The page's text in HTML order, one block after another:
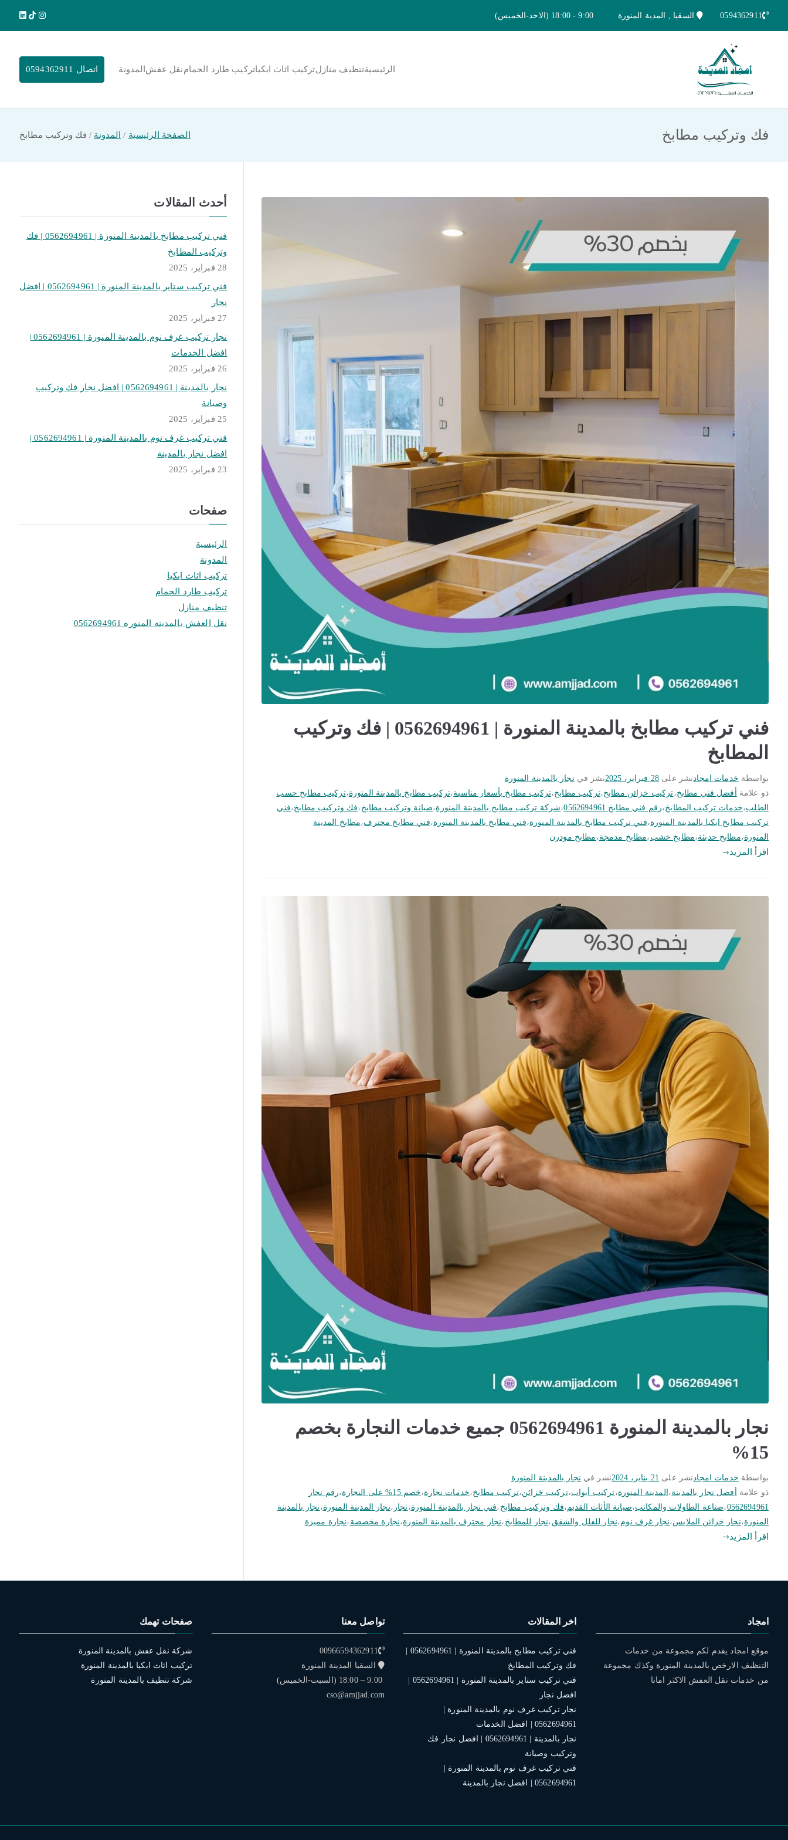
0594362911 السقيا , المدية المنورة
الرئيسيةتنظيف منازلتركيب اثاث ايكياتركيب طارد الحمامنقل عفش المدونة اتصال 0594362911
فك وتركيب مطابخ الصفحة الرئيسية المدونة فك وتركيب مطابخ
فني تركيب مطابخ بالمدينة المنورة | 0562694961 | فك وتركيب
المطابخ
بواسطة خدمات امجادنشر على 28 فبراير، 2025 نشر في نجار بالمدينة المنورة
ذو علامة
أفضل فني مطابخ،تركيب خزائن مطابخ،تركيب مطابخ،تركيب مطابخ بأسعار مناسبة،تركيب مطابخ بالمدينة المنورة،تركيب مطابخ حسب
الطلب،خدمات تركيب المطابخ،رقم فني مطابخ 0562694961 ،شركة تركيب مطابخ بالمدينة المنورة،صيانة وتركيب مطابخ ،فك وتركيب مطابخ،فني
تركيب مطابخ ايكيا بالمدينة المنورة،فني تركيب مطابخ بالمدينة المنورة،فني مطابخ بالمدينة المنورة،فني مطابخ محترف،مطابخ المدينة
المنورة،مطابخ حديثة،مطابخ خشب ،مطابخ مدمجة، مطابخ مودرن
اقرأ المزيد
نجار بالمدينة المنورة 0562694961 جميع خدمات النجارة بخصم
15%
بواسطة خدمات امجادنشر على 21 يناير، 2024 نشر في نجار بالمدينة المنورة
ذو علامة
أفضل نجار بالمدينة، المدينة المنورة،تركيب أبواب،تركيب خزائن،تركيب مطابخ،خدمات نجارة،خصم 15% على النجارة ،رقم نجار
0562694961،صناعة الطاولات والمكاتب،صيانة الأثاث القديم،فك وتركيب مطابخ ،فني نجار بالمدينة المنورة، نجار ،نجار المدينة المنورة، نجار بالمدينة
المنورة،نجار خزائن الملابس،نجار غرف نوم،نجار للفلل والشقق،نجار للمطابخ ،نجار محترف بالمدينة المنورة،نجارة مخصصة ،نجارة مميزة
اقرأ المزيد
أحدث المقالات
فني تركيب مطابخ بالمدينة المنورة | 0562694961 | فك
وتركيب المطابخ
28 فبراير، 2025
فني تركيب ستاير بالمدينة المنورة | 0562694961 | افضل
نجار
27 فبراير، 2025
نجار تركيب غرف نوم بالمدينة المنورة | 0562694961 |
افضل الخدمات
26 فبراير، 2025
نجار بالمدينة | 0562694961 | افضل نجار فك وتركيب
وصيانة
25 فبراير، 2025
فني تركيب غرف نوم بالمدينة المنورة | 0562694961 |
افضل نجار بالمدينة
23 فبراير، 2025
صفحات
الرئيسية
المدونة
تركيب اثاث ايكيا
تركيب طارد الحمام
تنظيف منازل
نقل العفش بالمدينه المنوره 0562694961
امجاد
موقع امجاد يقدم لكم مجموعة من خدمات
التنظيف الارخص بالمدينة المنورة وكذك مجموعة
من خدمات نقل العفش الاكثر امانا
اخر المقالات
فك وتركيب المطابخ
افضل نجار
نجار تركيب غرف نوم بالمدينة المنورة |
0562694961 | افضل الخدمات
نجار بالمدينة | 0562694961 | افضل نجار فك
وتركيب وصيانة
فني تركيب غرف نوم بالمدينة المنورة |
0562694961 | افضل نجار بالمدينة
تواصل معنا
00966594362911
السقيا المدينة المنورة
9:00 – 18:00 (السبت-الخميس)
cso@amjjad.com
صفحات تهمك
شركة نقل عفش بالمدينة المنورة
تركيب اثاث ايكيا بالمدينة المنورة
شركة تنظيف بالمدينة المنورة